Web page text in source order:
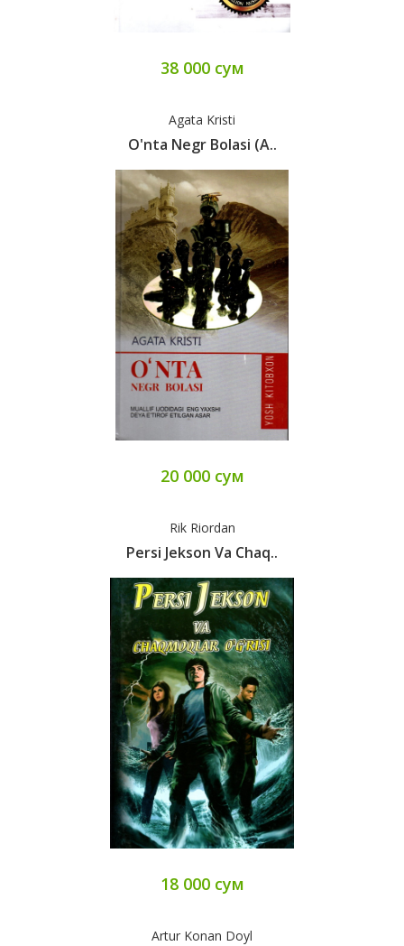
38 000 сум
Agata Kristi
O'nta Negr Bolasi (А..
20 000 сум
Rik Riordan
Persi Jekson Va Chaq..
18 000 сум
Artur Konan Doyl